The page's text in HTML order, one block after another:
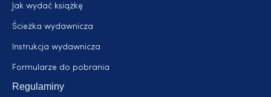
Jak wydać książkę
Ścieżka wydawnicza
Instrukcja wydawnicza
Formularze do pobrania
Regulaminy